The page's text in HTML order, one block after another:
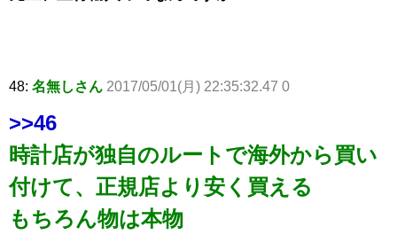
48: 名無しさん 2017/05/01(月) 22:35:32.47 0
>>46
時計店が独自のルートで海外から買い
付けて、正規店より安く買える
もちろん物は本物